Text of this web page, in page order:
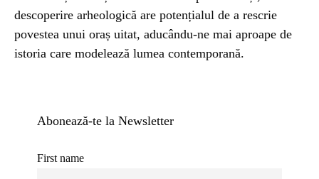
descoperire arheologică are potențialul de a rescrie
povestea unui oraș uitat, aducându-ne mai aproape de
istoria care modelează lumea contemporană.
Abonează-te la Newsletter
First name